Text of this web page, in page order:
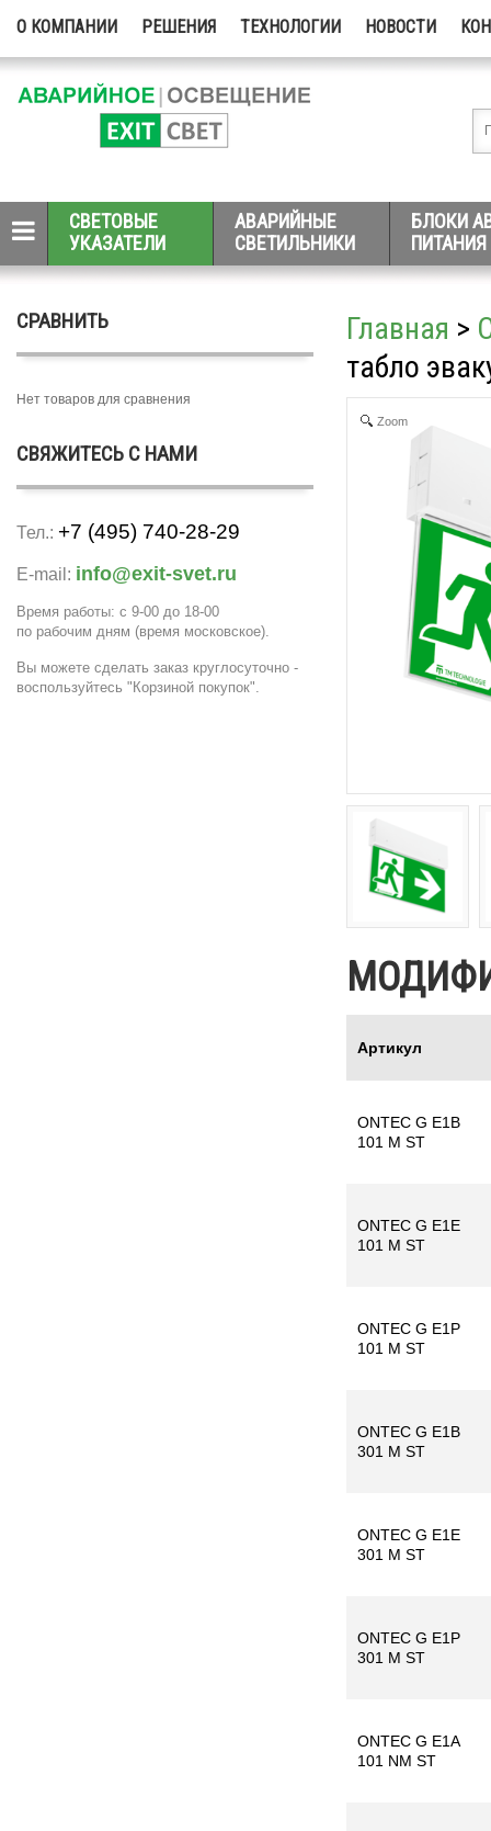
О КОМПАНИИ РЕШЕНИЯ ТЕХНОЛОГИИ НОВОСТИ
СВЕТОВЫЕ
УКАЗАТЕЛИ
АВАРИЙНЫЕ
СВЕТИЛЬНИКИ
БЛОКИ
ПИТАНИЯ
СРАВНИТЬ
Нет товаров для сравнения
СВЯЖИТЕСЬ С НАМИ
Тел.: +7 (495) 740-28-29
E-mail: info@exit-svet.ru
Время работы: с 9-00 до 18-00
по рабочим дням (время московское).
Вы можете сделать заказ круглосуточно -
воспользуйтесь "Корзиной покупок".
Главная >
табло
Zoom
Артикул
ONTEC G E1B
101 M ST
ONTEC G E1E
101 M ST
ONTEC G E1P
101 M ST
ONTEC G E1B
301 M ST
ONTEC G E1E
301 M ST
ONTEC G E1P
301 M ST
ONTEC G E1A
101 NM ST